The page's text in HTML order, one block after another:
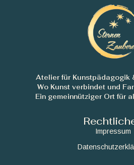
Atelier für Kunstpädagogik
Wo Kunst verbindet und
Ein gemeinnütziger Ort für
Impressum